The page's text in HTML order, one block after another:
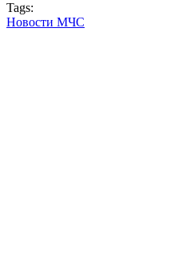
Tags:
Новости МЧС